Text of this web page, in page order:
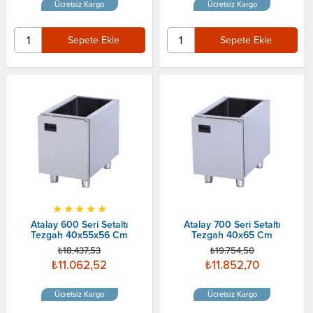
Sepete Ekle
Ücretsiz Kargo
Sepete Ekle
Ücretsiz Kargo
Atalay 600 Seri Setaltı
Tezgah 40x55x56 Cm
★★★★★
₺11.062,52
₺18.437,53
Ücretsiz Kargo
Atalay 700 Seri Setaltı
Tezgah 40x65 Cm
₺11.852,70
₺19.754,50
Ücretsiz Kargo